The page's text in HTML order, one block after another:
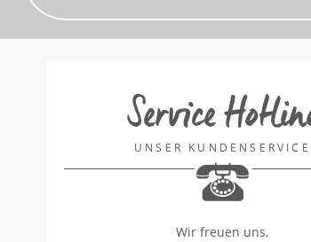
Service
UNSER KUNDENSERVICE
Wir freuen uns,